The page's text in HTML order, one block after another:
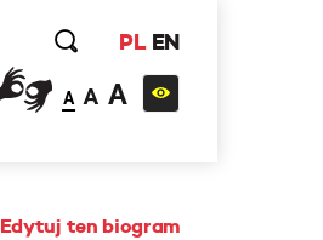
PL EN
A A A
Edytuj ten biogram